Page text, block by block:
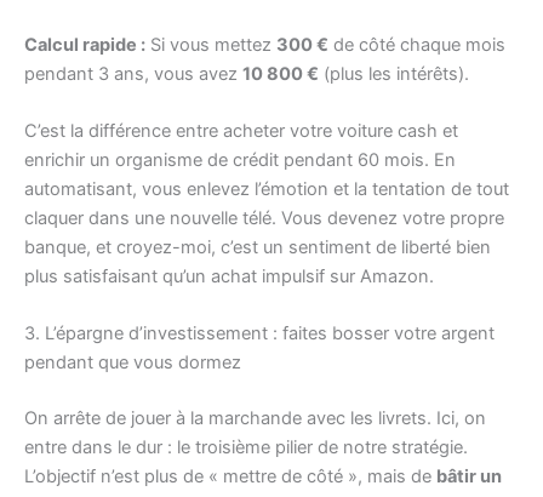
Calcul rapide : Si vous mettez 300 € de côté chaque mois
pendant 3 ans, vous avez 10 800 € (plus les intérêts).
C’est la différence entre acheter votre voiture cash et
enrichir un organisme de crédit pendant 60 mois. En
automatisant, vous enlevez l’émotion et la tentation de tout
claquer dans une nouvelle télé. Vous devenez votre propre
banque, et croyez-moi, c’est un sentiment de liberté bien
plus satisfaisant qu’un achat impulsif sur Amazon.
3. L’épargne d’investissement : faites bosser votre argent
pendant que vous dormez
On arrête de jouer à la marchande avec les livrets. Ici, on
entre dans le dur : le troisième pilier de notre stratégie.
L’objectif n’est plus de « mettre de côté », mais de bâtir un